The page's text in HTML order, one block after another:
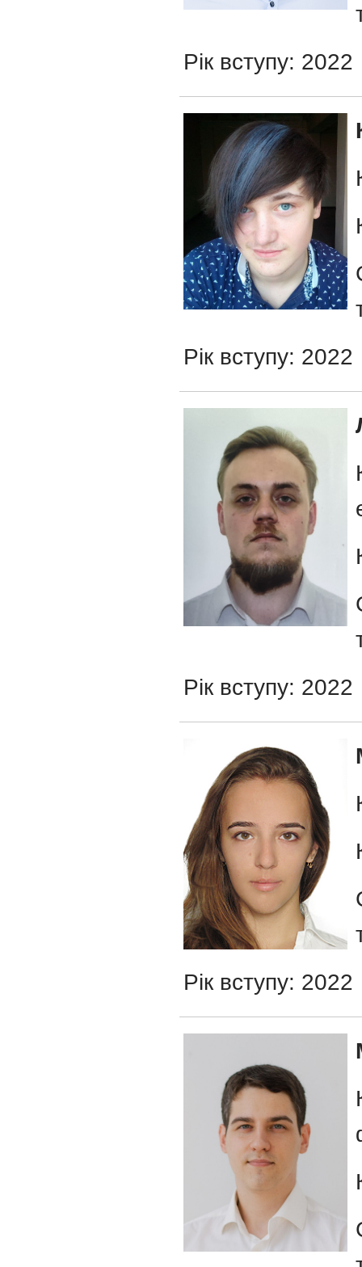
Рік вступу: 2022
Рік вступу: 2022
Рік вступу: 2022
Рік вступу: 2022